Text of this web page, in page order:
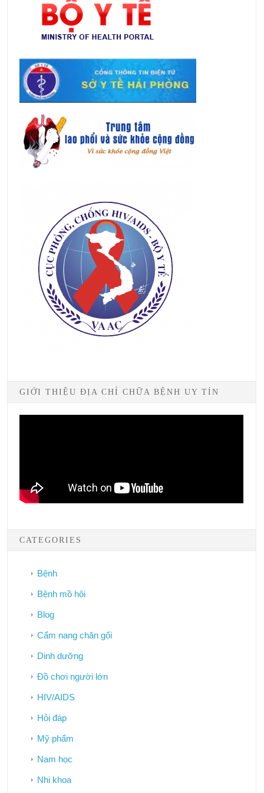
GIỚI THIỆU ĐỊA CHỈ CHỮA BỆNH UY TÍN
CATEGORIES
Bệnh
Bệnh mồ hôi
Blog
Cẩm nang chăn gối
Dinh dưỡng
Đồ chơi người lớn
HIV/AIDS
Hỏi đáp
Mỹ phẩm
Nam học
Nhi khoa